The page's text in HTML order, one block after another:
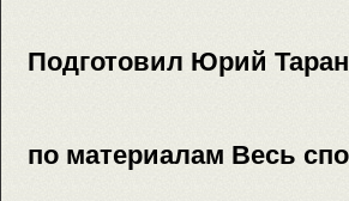
Подготовил Юрий
по материалам Весь